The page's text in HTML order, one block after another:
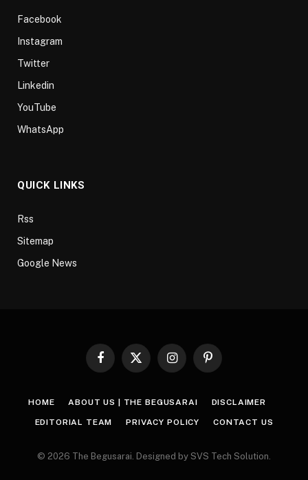
Facebook
Instagram
Twitter
Linkedin
YouTube
WhatsApp
QUICK LINKS
Rss
Sitemap
Google News
Facebook
X
InstagramPinterest
HOME ABOUT US | THE BEGUSARAI DISCLAIMER
EDITORIAL TEAM PRIVACY POLICY CONTACT US
© 2026 The Begusarai. Designed by SVS Tech Solution.